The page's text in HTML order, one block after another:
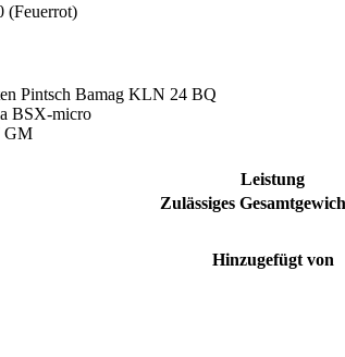
(Feuerrot)
Pintsch Bamag KLN 24 BQ
BSX-micro
GM
Leistung
Zulässiges
Hinzugefügt von